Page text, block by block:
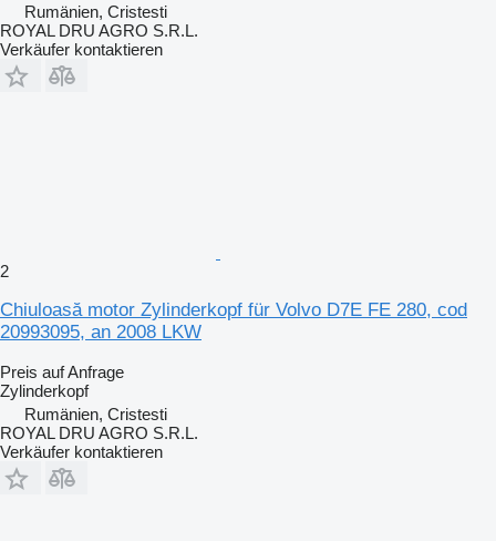
Rumänien, Cristesti
ROYAL DRU AGRO S.R.L.
Verkäufer kontaktieren
2
Chiuloasă motor Zylinderkopf für Volvo D7E FE 280, cod
20993095, an 2008 LKW
Preis auf Anfrage
Zylinderkopf
Rumänien, Cristesti
ROYAL DRU AGRO S.R.L.
Verkäufer kontaktieren